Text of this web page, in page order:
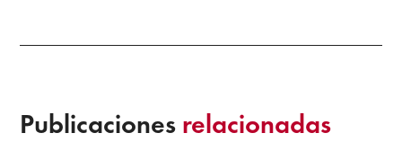
Publicaciones relacionadas